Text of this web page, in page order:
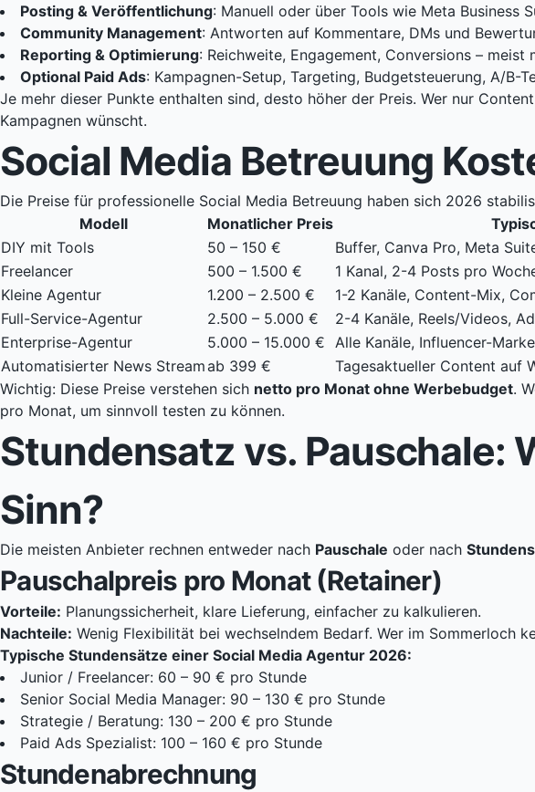
Posting & Veröffentlichung: Manuell oder über Tools wie Meta Business
Community Management: Antworten auf Kommentare, DMs und
Reporting & Optimierung: Reichweite, Engagement, Conversions – meist
Optional Paid Ads: Kampagnen-Setup, Targeting, Budgetsteuerung, A/B-
Je mehr dieser Punkte enthalten sind, desto höher der Preis. Wer nur
Kampagnen wünscht.
Social Media Betreuung
Die Preise für professionelle Social Media Betreuung haben sich 2026
Modell
Monatlicher Preis
DIY mit Tools
50 – 150 €
Buffer, Canva Pro, Meta
Freelancer
500 – 1.500 €
1 Kanal, 2-4 Posts pro
Kleine Agentur
1.200 – 2.500 €
1-2 Kanäle, Content-Mix,
Full-Service-Agentur
2.500 – 5.000 €
2-4 Kanäle, Reels/Videos,
Enterprise-Agentur
5.000 – 15.000 € Alle Kanäle, Influencer-
Automatisierter News Streamab 399 €
Tagesaktueller Content auf
Wichtig: Diese Preise verstehen sich netto pro Monat ohne Werbebudget.
pro Monat, um sinnvoll testen zu können.
Stundensatz vs. Pauschale:
Sinn?
Die meisten Anbieter rechnen entweder nach Pauschale oder nach
Pauschalpreis pro Monat (Retainer)
Vorteile: Planungssicherheit, klare Lieferung, einfacher zu kalkulieren.
Nachteile: Wenig Flexibilität bei wechselndem Bedarf. Wer im Sommerloch
Typische Stundensätze einer Social Media Agentur 2026:
Junior / Freelancer: 60 – 90 € pro Stunde
Senior Social Media Manager: 90 – 130 € pro Stunde
Strategie / Beratung: 130 – 200 € pro Stunde
Paid Ads Spezialist: 100 – 160 € pro Stunde
Stundenabrechnung